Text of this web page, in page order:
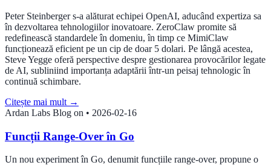
Peter Steinberger s-a alăturat echipei OpenAI, aducând expertiza sa
în dezvoltarea tehnologiilor inovatoare. ZeroClaw promite să
redefinească standardele în domeniu, în timp ce MimiClaw
funcționează eficient pe un cip de doar 5 dolari. Pe lângă acestea,
Steve Yegge oferă perspective despre gestionarea provocărilor legate
de AI, subliniind importanța adaptării într-un peisaj tehnologic în
continuă schimbare.
Citește mai mult →
Ardan Labs Blog on • 2026-02-16
Funcții Range-Over în Go
Un nou experiment în Go, denumit funcțiile range-over, propune o